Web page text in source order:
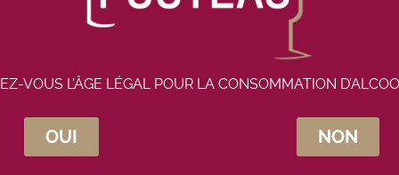
vous à la newsletter Maison
VOUS L’ÂGE LÉGAL POUR LA CONSOMMATION
OUI NON